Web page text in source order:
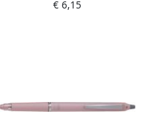
medium punt 0 7 mm in
€ 6,15